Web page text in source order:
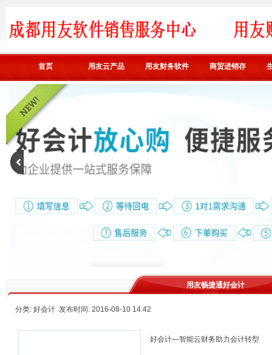
首页 用友云产品 用友财务软件 商贸进销存
用友畅捷通好会计
分类: 好会计 发布时间: 2016-08-10 14:42
好会计—智能云财务助力会计转型